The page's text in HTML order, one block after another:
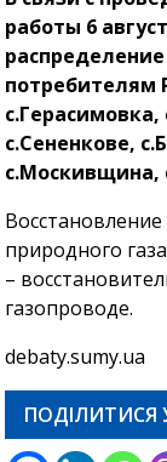
работы 6
потребителям
с.Герасимовка,
с.Сененкове,
с.Москивщина,
природного
–
газопроводе.
debaty.sumy.ua
ПОДІЛИТИСЯ